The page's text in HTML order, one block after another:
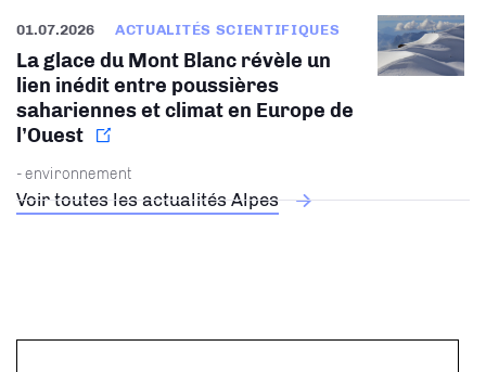
Voir toutes les actualités Alpes
01.07.2026 ACTUALITÉS SCIENTIFIQUES
La glace du Mont Blanc révèle un
lien inédit entre poussières
sahariennes et climat en Europe de
l’Ouest
- environnement